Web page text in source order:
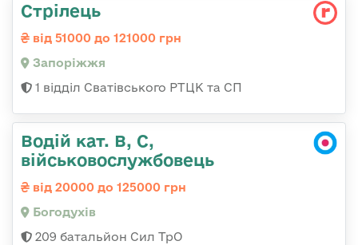
Стрілець
від 51000 до 121000 грн
Запоріжжя
1 відділ Сватівського РТЦК та СП
Водій кат. В, С,
військовослужбовець
від 20000 до 125000 грн
Богодухів
209 батальйон Сил ТрО